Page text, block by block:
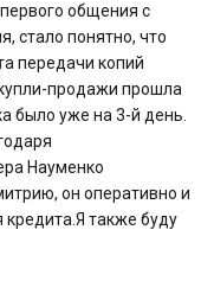
общения с
стало понятно, что
передачи копий
продажи прошла
было уже на 3-й день.
Науменко
он оперативно и
кредита.Я также буду